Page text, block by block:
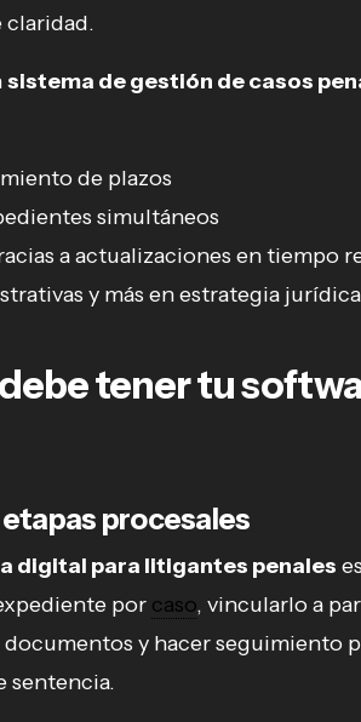
claridad.
sistema de gestión de casos
de plazos
simultáneos
a actualizaciones en tiempo
y más en estrategia jurídica
tener tu
procesales
digital para litigantes penales
por caso, vincularlo a
y hacer seguimiento
sentencia.